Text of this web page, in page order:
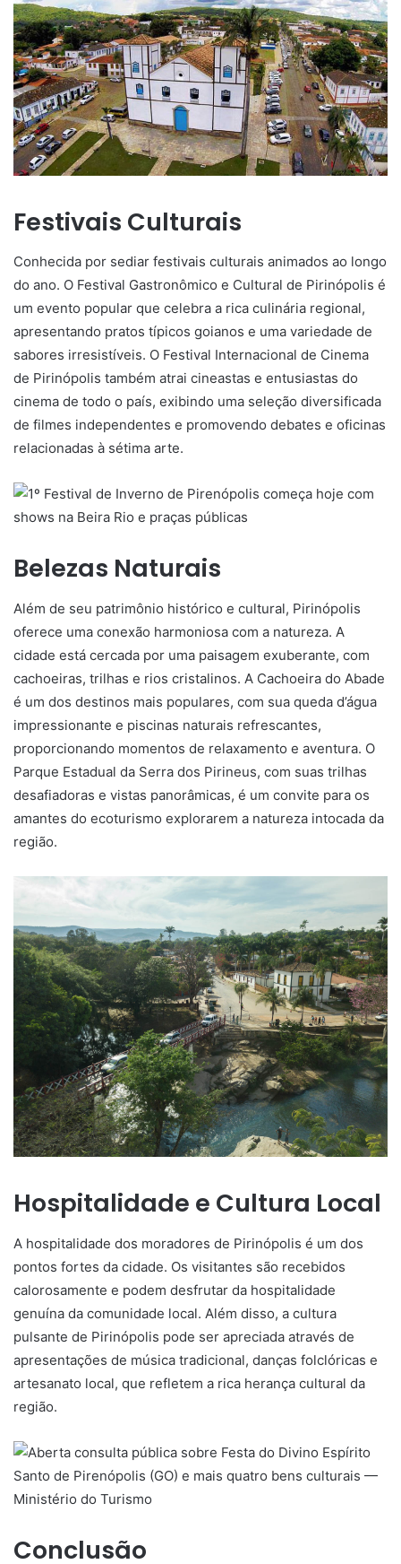
Festivais Culturais
Conhecida por sediar festivais culturais animados ao longo
do ano. O Festival Gastronômico e Cultural de Pirinópolis é
um evento popular que celebra a rica culinária regional,
apresentando pratos típicos goianos e uma variedade de
sabores irresistíveis. O Festival Internacional de Cinema
de Pirinópolis também atrai cineastas e entusiastas do
cinema de todo o país, exibindo uma seleção diversificada
de filmes independentes e promovendo debates e oficinas
relacionadas à sétima arte.
Belezas Naturais
Além de seu patrimônio histórico e cultural, Pirinópolis
oferece uma conexão harmoniosa com a natureza. A
cidade está cercada por uma paisagem exuberante, com
cachoeiras, trilhas e rios cristalinos. A Cachoeira do Abade
é um dos destinos mais populares, com sua queda d’água
impressionante e piscinas naturais refrescantes,
proporcionando momentos de relaxamento e aventura. O
Parque Estadual da Serra dos Pirineus, com suas trilhas
desafiadoras e vistas panorâmicas, é um convite para os
amantes do ecoturismo explorarem a natureza intocada da
região.
Hospitalidade e Cultura Local
A hospitalidade dos moradores de Pirinópolis é um dos
pontos fortes da cidade. Os visitantes são recebidos
calorosamente e podem desfrutar da hospitalidade
genuína da comunidade local. Além disso, a cultura
pulsante de Pirinópolis pode ser apreciada através de
apresentações de música tradicional, danças folclóricas e
artesanato local, que refletem a rica herança cultural da
região.
Conclusão